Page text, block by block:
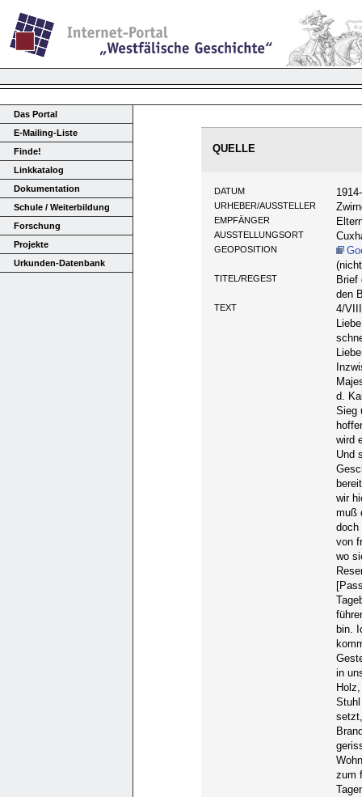
Das Portal
E-Mailing-Liste
Finde!
Linkkatalog
Dokumentation
Schule / Weiterbildung
Forschung
Projekte
Urkunden-Datenbank
QUELLE
DATUM
URHEBER/AUSSTELLER
EMPFÄNGER
AUSSTELLUNGSORT
GEOPOSITION
TITEL/REGEST
Brief
den
TEXT
4/
d.
Sieg
wird
Und
wir
muß
doch
von
wo
bin.
in
zum